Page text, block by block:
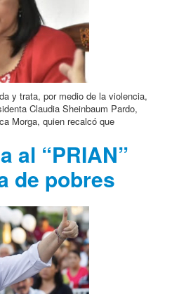
y trata, por medio de la violencia,
Claudia Sheinbaum Pardo,
Morga, quien recalcó que
al “PRIAN”
de pobres